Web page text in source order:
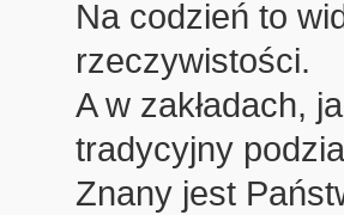
Na codzień to
rzeczywistości.
A w zakładach,
tradycyjny
Znany jest